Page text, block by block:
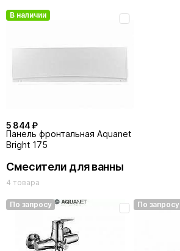
В наличии
5 844 ₽
Панель фронтальная Aquanet
Bright 175
Смесители для ванны
4 товара
По запросу По запросу